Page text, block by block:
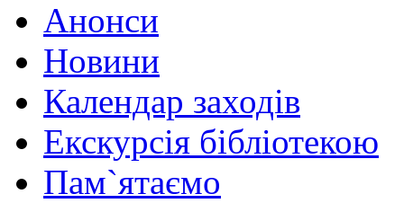
Анонси
Новини
Календар заходів
Екскурсія бібліотекою
Пам`ятаємо